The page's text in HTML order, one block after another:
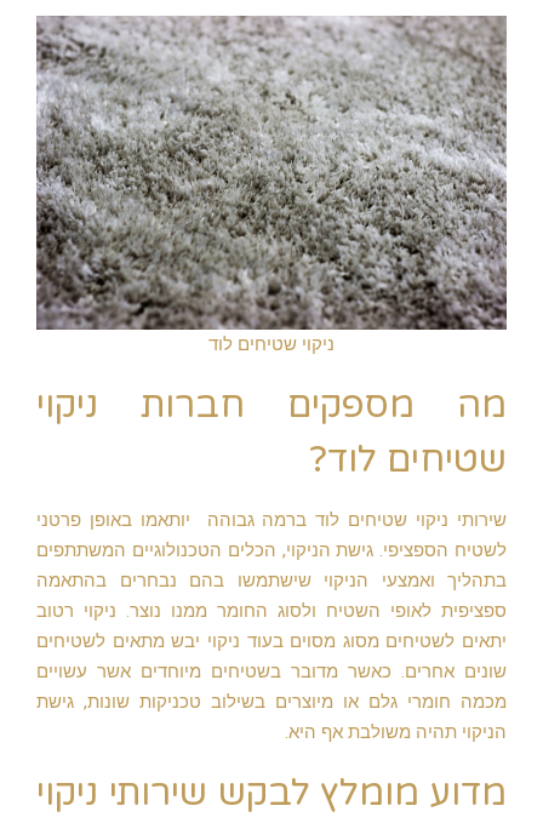
ניקוי שטיחים לוד
מה מספקים חברות ניקוי
שטיחים לוד?
שירותי ניקוי שטיחים לוד ברמה גבוהה יותאמו באופן פרטני
לשטיח הספציפי. גישת הניקוי, הכלים הטכנולוגיים המשתתפים
בתהליך ואמצעי הניקוי שישתמשו בהם נבחרים בהתאמה
ספציפית לאופי השטיח ולסוג החומר ממנו נוצר. ניקוי רטוב
יתאים לשטיחים מסוג מסוים בעוד ניקוי יבש מתאים לשטיחים
שונים אחרים. כאשר מדובר בשטיחים מיוחדים אשר עשויים
מכמה חומרי גלם או מיוצרים בשילוב טכניקות שונות, גישת
הניקוי תהיה משולבת אף היא.
מדוע מומלץ לבקש שירותי ניקוי